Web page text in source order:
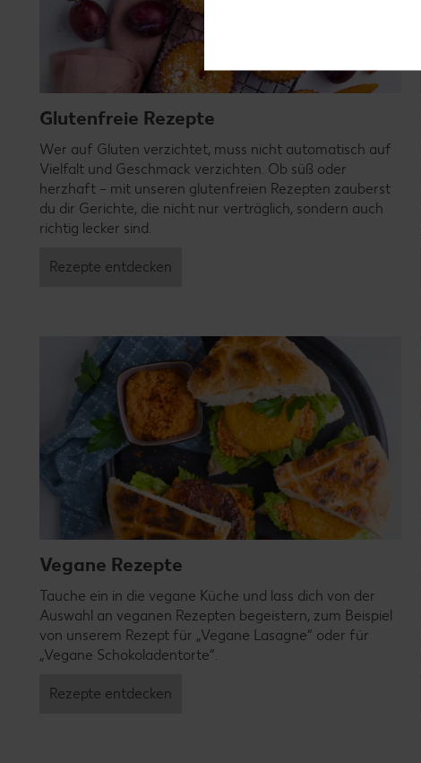
Glutenfreie Rezepte
Wer auf Gluten verzichtet, muss nicht automatisch auf
Vielfalt und Geschmack verzichten. Ob süß oder
herzhaft – mit unseren glutenfreien Rezepten zauberst
du dir Gerichte, die nicht nur verträglich, sondern auch
richtig lecker sind.
Rezepte entdecken
Vegane Rezepte
Tauche ein in die vegane Küche und lass dich von der
Auswahl an veganen Rezepten begeistern, zum Beispiel
von unserem Rezept für „Vegane Lasagne“ oder für
„Vegane Schokoladentorte“.
Rezepte entdecken